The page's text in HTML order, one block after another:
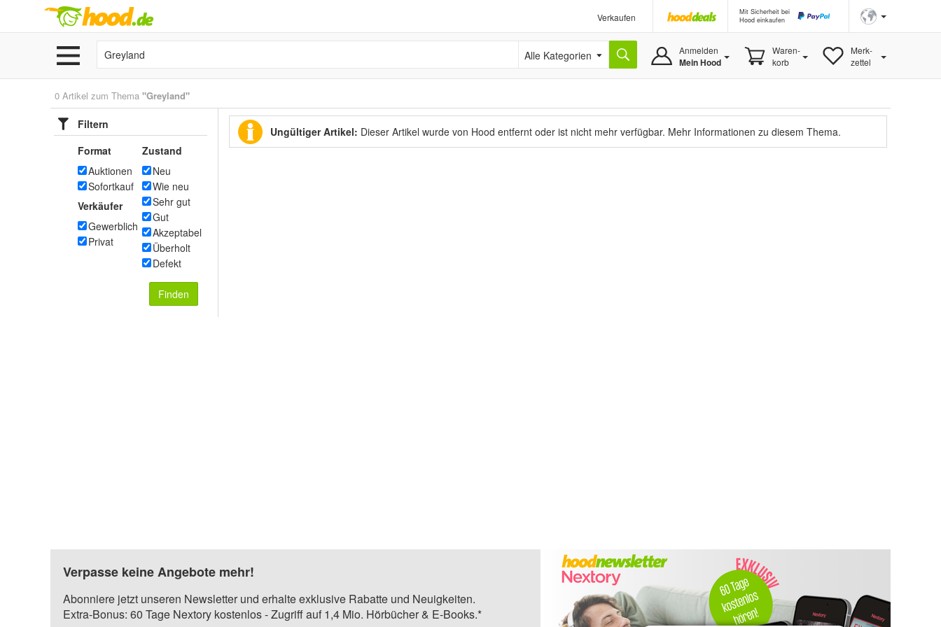
Verkaufen
Mit Sicherheit bei
Hood einkaufen
Alle Kategorien Anmelden
Mein Hood
Waren-
korb
Merk-
zettel
0 Artikel zum Thema "Greyland"
Filtern
Format
Auktionen
Sofortkauf
Verkäufer
Gewerblich
Privat
Zustand
Neu
Wie neu
Sehr gut
Gut
Akzeptabel
Überholt
Defekt
Finden
Ungültiger Artikel: Dieser Artikel wurde von Hood entfernt oder ist nicht mehr verfügbar. Mehr Informationen zu diesem Thema.
Verpasse keine Angebote mehr!
Abonniere jetzt unseren Newsletter und erhalte exklusive Rabatte und Neuigkeiten.
Extra-Bonus: 60 Tage Nextory kostenlos - Zugriff auf 1,4 Mio. Hörbücher & E-Books.*